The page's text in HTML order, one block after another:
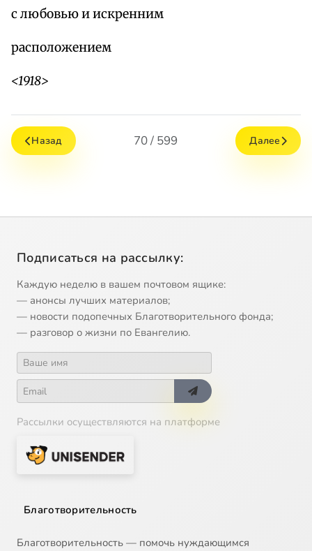
с любовью и искренним
расположением
<1918>
Назад 70 / 599 Далее
Подписаться на рассылку:
Каждую неделю в вашем почтовом ящике:
— анонсы лучших материалов;
— новости подопечных Благотворительного фонда;
— разговор о жизни по Евангелию.
Рассылки осуществляются на платформе
Благотворительность
Благотворительность — помочь нуждающимся